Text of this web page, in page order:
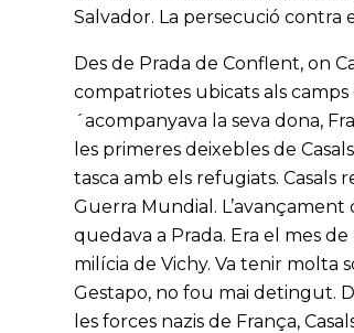
Salvador. La persecució contra
Des de Prada de Conflent, on
compatriotes ubicats als
´acompanyava la seva dona,
les primeres deixebles de
tasca amb els refugiats. Casals
Guerra Mundial.
quedava a Prada. Era el mes
milícia de Vichy. Va tenir molta
Gestapo, no fou mai detingut.
les forces nazis de França,